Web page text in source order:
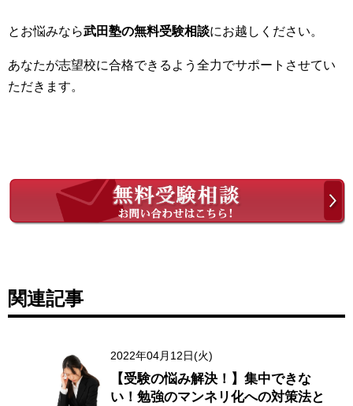
とお悩みなら武田塾の無料受験相談にお越しください。
あなたが志望校に合格できるよう全力でサポートさせてい
ただきます。
関連記事
2022年04月12日(火)
【受験の悩み解決！】集中できな
い！勉強のマンネリ化への対策法と